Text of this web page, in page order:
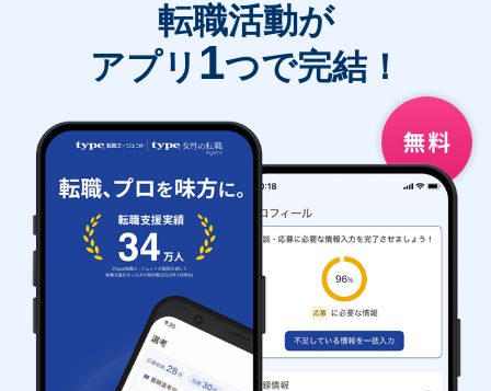
転職活動が
アプリ 1つで完結！